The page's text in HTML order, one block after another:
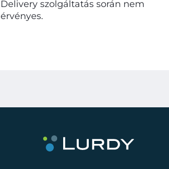
Delivery szolgáltatás során nem
érvényes.